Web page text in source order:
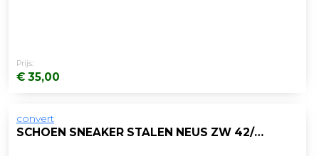
Prijs:
€ 35,00
convert
SCHOEN SNEAKER STALEN NEUS ZW 42/PAAR